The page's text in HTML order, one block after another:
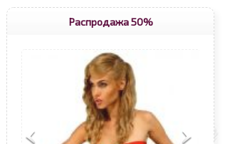
Распродажа 50%